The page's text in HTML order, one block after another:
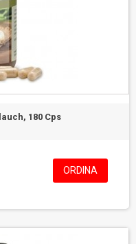
180 Cps
ORDINA